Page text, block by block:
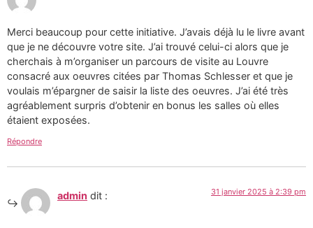
Merci beaucoup pour cette initiative. J’avais déjà lu le livre avant
que je ne découvre votre site. J’ai trouvé celui-ci alors que je
cherchais à m’organiser un parcours de visite au Louvre
consacré aux oeuvres citées par Thomas Schlesser et que je
voulais m’épargner de saisir la liste des oeuvres. J’ai été très
agréablement surpris d’obtenir en bonus les salles où elles
étaient exposées.
Répondre
admin dit : 31 janvier 2025 à 2:39 pm